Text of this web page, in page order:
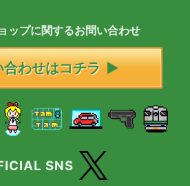
ップに関するお問い合わせ
合わせはコチラ
SNS